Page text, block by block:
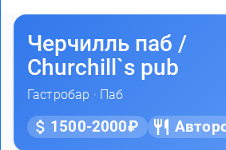
Черчилль паб /
Churchill`s pub
Гастробар · Паб
1500-2000₽